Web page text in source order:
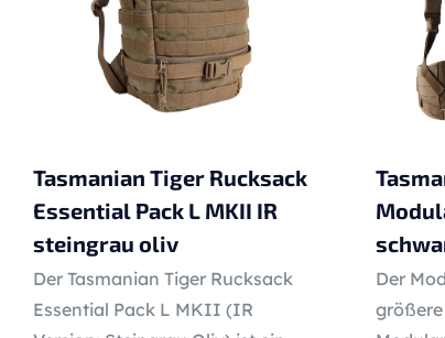
Tasmanian Tiger Rucksack
Essential Pack L MKII IR
steingrau oliv
Der Tasmanian Tiger Rucksack
Essential Pack L MKII (IR
Der